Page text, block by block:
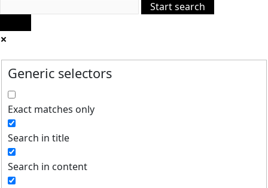
Generic selectors
Exact matches only
Search in title
Search in content